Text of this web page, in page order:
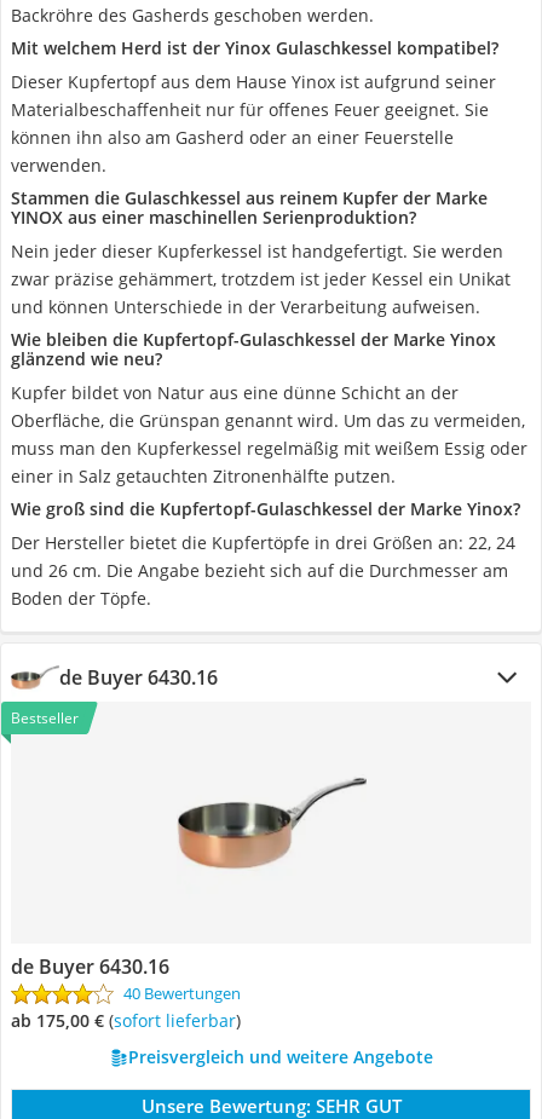
Backröhre des Gasherds geschoben werden.
Mit welchem Herd ist der Yinox Gulaschkessel kompatibel?
Dieser Kupfertopf aus dem Hause Yinox ist aufgrund seiner
Materialbeschaffenheit nur für offenes Feuer geeignet. Sie
können ihn also am Gasherd oder an einer Feuerstelle
verwenden.
Stammen die Gulaschkessel aus reinem Kupfer der Marke
YINOX aus einer maschinellen Serienproduktion?
Nein jeder dieser Kupferkessel ist handgefertigt. Sie werden
zwar präzise gehämmert, trotzdem ist jeder Kessel ein Unikat
und können Unterschiede in der Verarbeitung aufweisen.
Wie bleiben die Kupfertopf-Gulaschkessel der Marke Yinox
glänzend wie neu?
Kupfer bildet von Natur aus eine dünne Schicht an der
Oberfläche, die Grünspan genannt wird. Um das zu vermeiden,
muss man den Kupferkessel regelmäßig mit weißem Essig oder
einer in Salz getauchten Zitronenhälfte putzen.
Wie groß sind die Kupfertopf-Gulaschkessel der Marke Yinox?
Der Hersteller bietet die Kupfertöpfe in drei Größen an: 22, 24
und 26 cm. Die Angabe bezieht sich auf die Durchmesser am
Boden der Töpfe.
de Buyer 6430.16
Bestseller
de Buyer 6430.16
40 Bewertungen
ab 175,00 € ( Sofort lieferbar)
Preisvergleich und weitere Angebote
Unsere Bewertung: SEHR GUT